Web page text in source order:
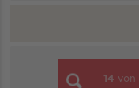
14 von